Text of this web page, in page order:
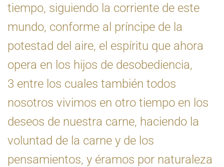
tiempo, siguiendo la corriente de este
mundo, conforme al príncipe de la
potestad del aire, el espíritu que ahora
opera en los hijos de desobediencia,
3 entre los cuales también todos
nosotros vivimos en otro tiempo en los
deseos de nuestra carne, haciendo la
voluntad de la carne y de los
pensamientos, y éramos por naturaleza